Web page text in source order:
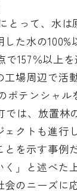
とって、水
た水の100%
157％以上
場周辺で活
ポテンシャ
は、放置林
クトも進行
を示す事例だ
」と述べた
のニーズに